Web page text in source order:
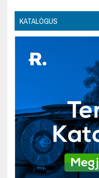
KATALÓGUS